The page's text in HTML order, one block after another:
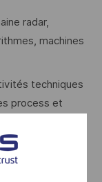
radar,
machines
techniques
process et